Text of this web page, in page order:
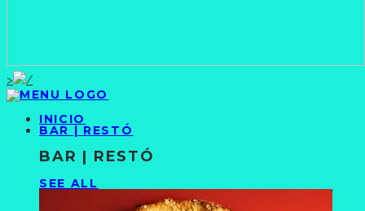
>
INICIO
BAR | RESTÓ
BAR | RESTÓ
SEE ALL